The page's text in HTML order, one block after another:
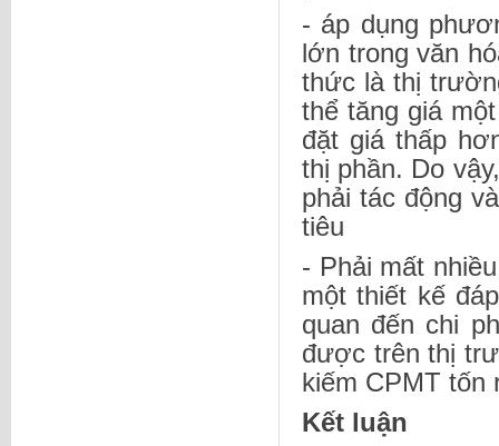
- áp dụng
lớn trong văn
thức là thị
thể tăng giá
đặt giá thấp
thị phần. Do
phải tác động
tiêu
- Phải mất
một thiết kế
quan đến chi
được trên thị
kiếm CPMT tốn
Kết luận